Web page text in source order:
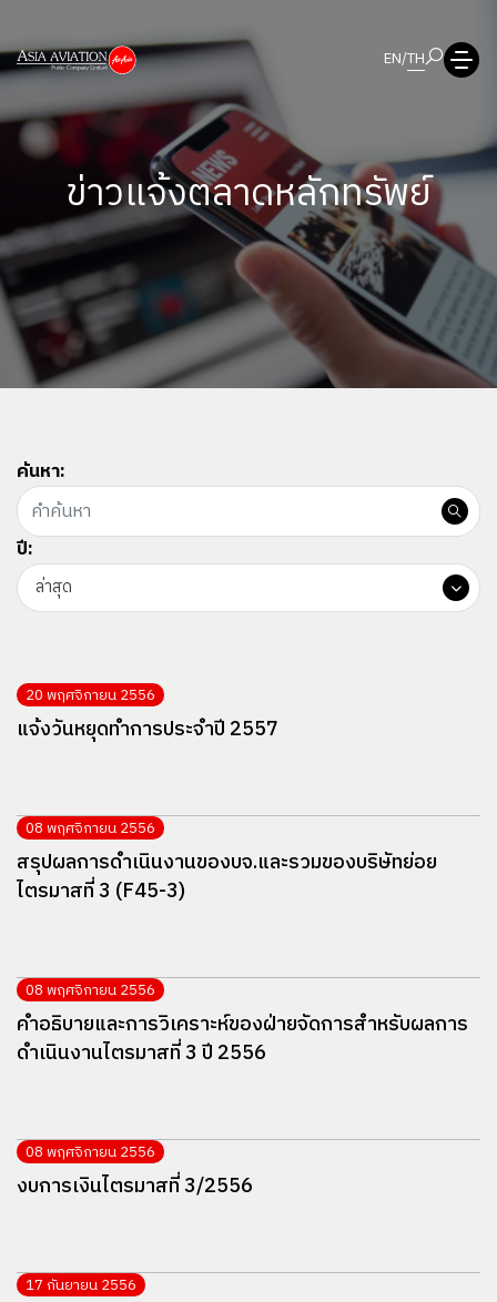
EN/TH
ข่าวแจ้งตลาดหลักทรัพย์
ค้นหา:
ปี:
ล่าสุด
20 พฤศจิกายน 2556
แจ้งวันหยุดทำการประจำปี 2557
08 พฤศจิกายน 2556
สรุปผลการดำเนินงานของบจ.และรวมของบริษัทย่อย
ไตรมาสที่ 3 (F45-3)
08 พฤศจิกายน 2556
คำอธิบายและการวิเคราะห์ของฝ่ายจัดการสำหรับผลการ
ดำเนินงานไตรมาสที่ 3 ปี 2556
08 พฤศจิกายน 2556
งบการเงินไตรมาสที่ 3/2556
17 กันยายน 2556